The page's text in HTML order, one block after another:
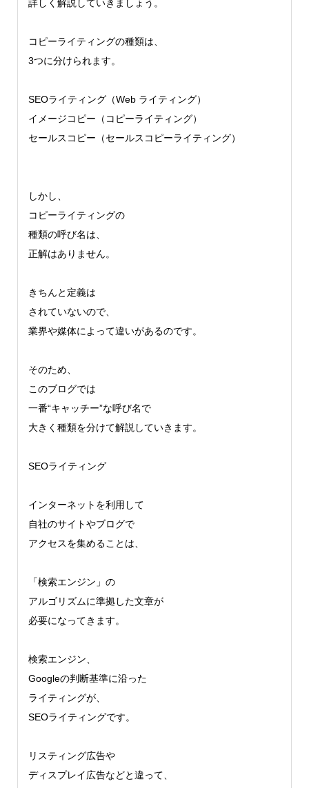
詳しく解説していきましょう。
コピーライティングの種類は、
3つに分けられます。
SEOライティング（Web ライティング）
イメージコピー（コピーライティング）
セールスコピー（セールスコピーライティング）
しかし、
コピーライティングの
種類の呼び名は、
正解はありません。
きちんと定義は
されていないので、
業界や媒体によって違いがあるのです。
そのため、
このブログでは
一番“キャッチー”な呼び名で
大きく種類を分けて解説していきます。
SEOライティング
インターネットを利用して
自社のサイトやブログで
アクセスを集めることは、
「検索エンジン」の
アルゴリズムに準拠した文章が
必要になってきます。
検索エンジン、
Googleの判断基準に沿った
ライティングが、
SEOライティングです。
リスティング広告や
ディスプレイ広告などと違って、